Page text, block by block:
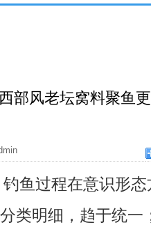
部风老坛窝料聚鱼
admin
鱼过程在意识形
类明细，趋于统一